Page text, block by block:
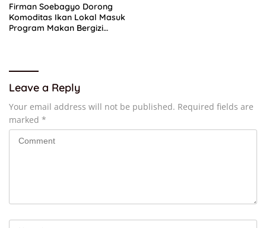
Firman Soebagyo Dorong
Komoditas Ikan Lokal Masuk
Program Makan Bergizi
Leave a Reply
Your email address will not be published. Required fields are
marked *